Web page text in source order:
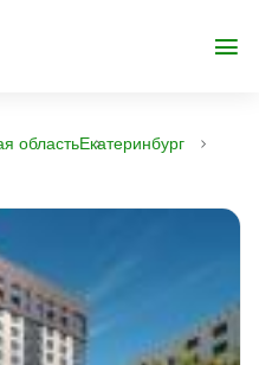
областьЕкатеринбург